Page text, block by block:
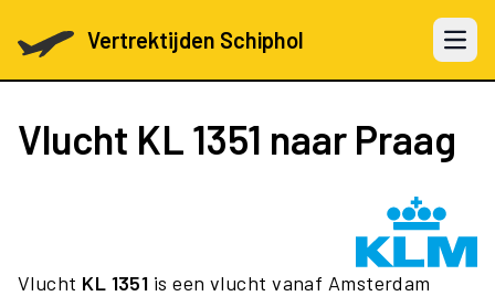
Vertrektijden Schiphol Open
Vlucht KL 1351 naar Praag
Vlucht KL 1351 is een vlucht vanaf Amsterdam